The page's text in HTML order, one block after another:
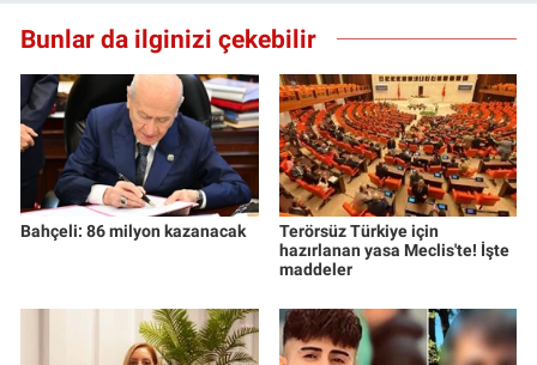
Bunlar da ilginizi çekebilir
Bahçeli: 86 milyon kazanacak
Terörsüz Türkiye için
hazırlanan yasa Meclis'te! İşte
maddeler